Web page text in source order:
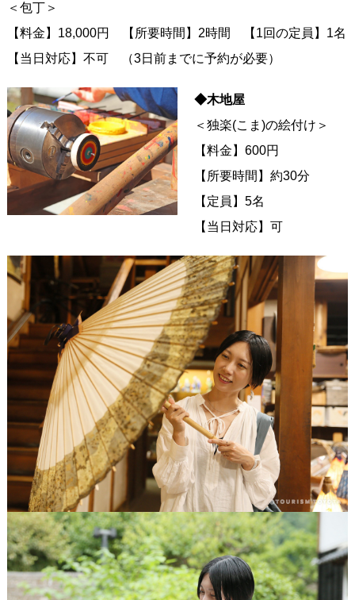
＜包丁＞
【料金】18,000円 【所要時間】2時間 【1回の定員】1名
【当日対応】不可 （3日前までに予約が必要）
◆木地屋
＜独楽(こま)の絵付け＞
【料金】600円
【所要時間】約30分
【定員】5名
【当日対応】可